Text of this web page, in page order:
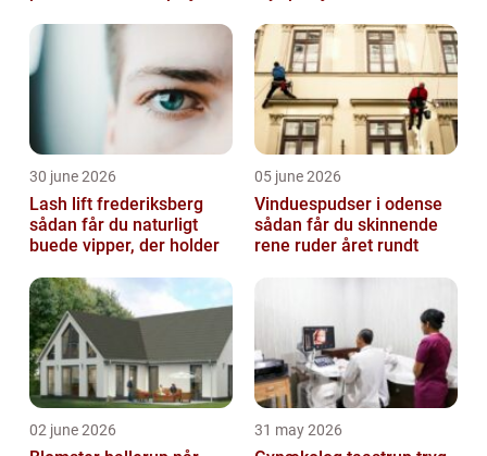
30 june 2026
Lash lift frederiksberg
sådan får du naturligt
buede vipper, der holder
05 june 2026
Vinduespudser i odense
sådan får du skinnende
rene ruder året rundt
02 june 2026 31 may 2026